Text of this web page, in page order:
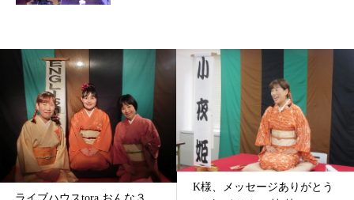
K様、メッセージありがとう